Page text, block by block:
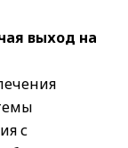
выход на
с